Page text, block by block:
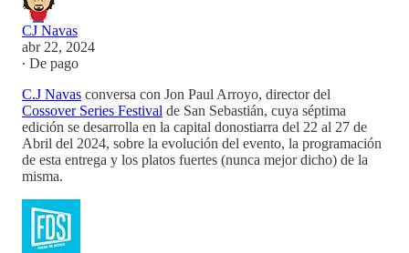
CJ Navas
abr 22, 2024
∙ De pago
C.J Navas conversa con Jon Paul Arroyo, director del
Cossover Series Festival de San Sebastián, cuya séptima
edición se desarrolla en la capital donostiarra del 22 al 27 de
Abril del 2024, sobre la evolución del evento, la programación
de esta entrega y los platos fuertes (nunca mejor dicho) de la
misma.